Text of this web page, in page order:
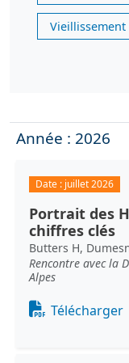
Vieillissement
Année : 2026
Date : juillet 2026
Portrait des
chiffres clés
Butters H,
Rencontre avec la
Alpes
Document
Télécharger